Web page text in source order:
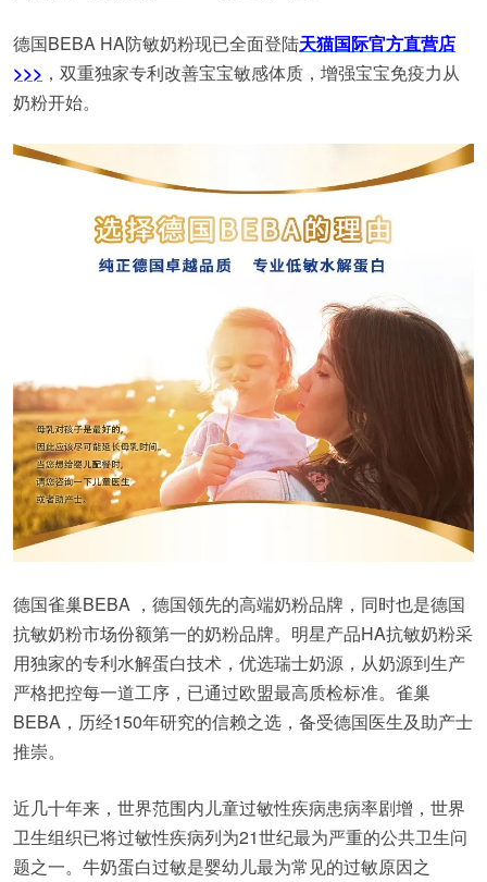
德国BEBA HA防敏奶粉现已全面登陆天猫国际官方直营店
>>> ，双重独家专利改善宝宝敏感体质，增强宝宝免疫力从
奶粉开始。
德国雀巢BEBA ，德国领先的高端奶粉品牌，同时也是德国
抗敏奶粉市场份额第一的奶粉品牌。明星产品HA抗敏奶粉采
用独家的专利水解蛋白技术，优选瑞士奶源，从奶源到生产
严格把控每一道工序，已通过欧盟最高质检标准。雀巢
BEBA，历经150年研究的信赖之选，备受德国医生及助产士
推崇。
近几十年来，世界范围内儿童过敏性疾病患病率剧增，世界
卫生组织已将过敏性疾病列为21世纪最为严重的公共卫生问
题之一。牛奶蛋白过敏是婴幼儿最为常见的过敏原因之